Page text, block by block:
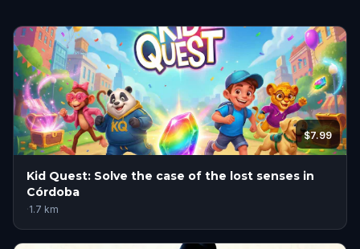
$7.99
Kid Quest: Solve the case of the lost senses in
Córdoba
·1.7 km